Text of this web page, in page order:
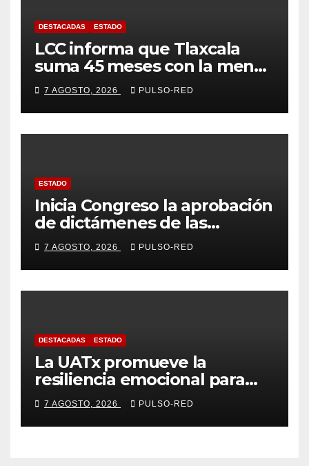
DESTACADAS ESTADO
LCC informa que Tlaxcala
suma 45 meses con la menor
tasa de delitos en el país
7 AGOSTO, 2026 PULSO-RED
ESTADO
Inicia Congreso la aprobación
de dictámenes de las
cuentas públicas de entes
fiscalizables del ejercicio
fiscal 2025
7 AGOSTO, 2026 PULSO-RED
DESTACADAS ESTADO
La UATx promueve la
resiliencia emocional para
fortalecer salud y bienestar
de estudiantes y docentes
7 AGOSTO, 2026 PULSO-RED